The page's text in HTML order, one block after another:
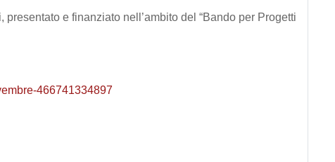
e finanziato nell’ambito del “Bando per Progetti
466741334897